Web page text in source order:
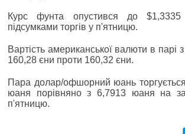
Курс фунта опустився до
підсумками торгів у п'ятницю.
Вартість американської валюти в парі
160,28 єни проти 160,32 єни.
Пара долар/офшорний юань
юаня порівняно з 6,7913 юаня на
п'ятницю.